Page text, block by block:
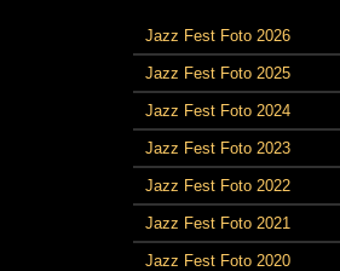
Jazz Fest Foto 2026
Jazz Fest Foto 2025
Jazz Fest Foto 2024
Jazz Fest Foto 2023
Jazz Fest Foto 2022
Jazz Fest Foto 2021
Jazz Fest Foto 2020